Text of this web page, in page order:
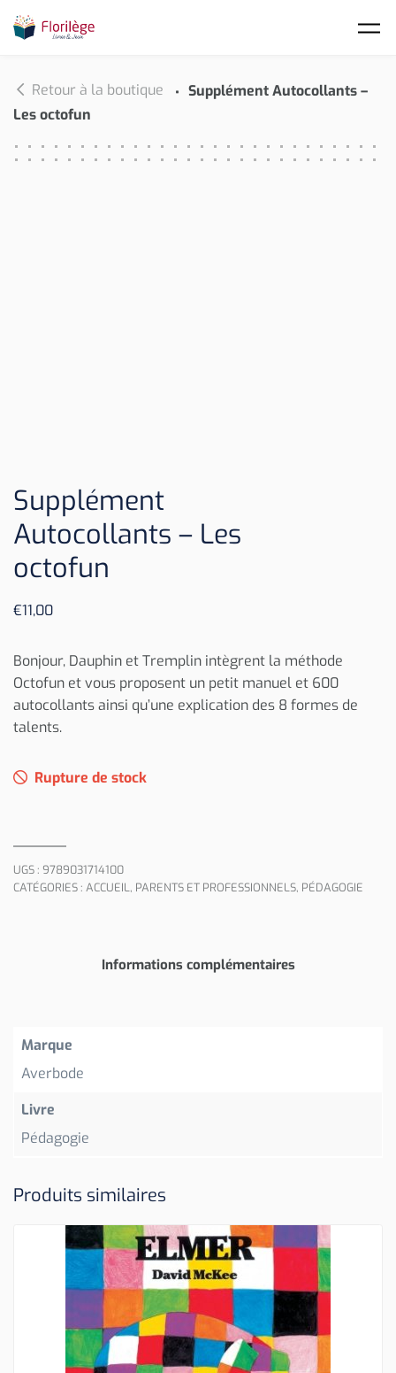
Retour à la boutique
Supplément Autocollants –
Les octofun
Supplément
Autocollants – Les
octofun
€11,00
Bonjour, Dauphin et Tremplin intègrent la méthode
Octofun et vous proposent un petit manuel et 600
autocollants ainsi qu’une explication des 8 formes de
talents.
Rupture de stock
UGS : 9789031714100
CATÉGORIES : ACCUEIL, PARENTS ET PROFESSIONNELS, PÉDAGOGIE
Informations complémentaires
Marque
Averbode
Livre
Pédagogie
Produits similaires